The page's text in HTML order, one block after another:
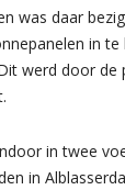
was daar
in te
werd door de
in twee
in